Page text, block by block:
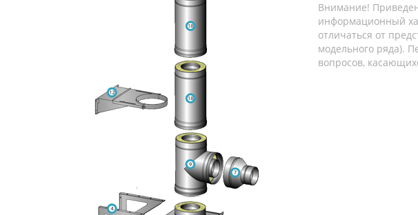
Внимание!
информационный
отличаться от
модельного ряда).
вопросов,